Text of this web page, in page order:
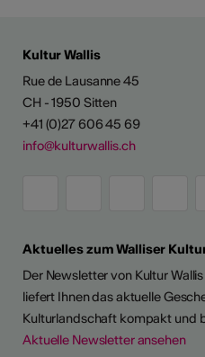
Kultur Wallis
Rue de Lausanne 45
CH - 1950 Sitten
+41 (0)27 606 45 69
info@kulturwallis.ch
Aktuelles zum Walliser
Der Newsletter von Kultur
liefert Ihnen das aktuelle
Kulturlandschaft kompakt und
Aktuelle Newsletter ansehen